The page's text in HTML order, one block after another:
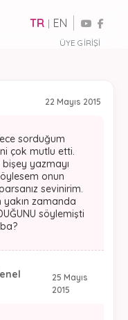
ÜYE GIRIŞI
TR | EN
22 Mayıs 2015
sorduğum
çok mutlu etti.
yazmayı
onun
sevinirim.
zamanda
söylemişti
25 Mayıs
2015